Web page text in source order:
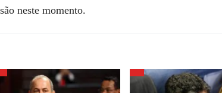
neste momento.